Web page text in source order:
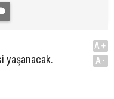
yaşanacak.
A+
A-